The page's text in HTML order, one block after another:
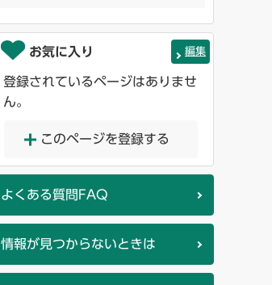
お気に入り 編集
登録されているページはありませ
ん。
このページを登録する
よくある質問FAQ
情報が見つからないときは